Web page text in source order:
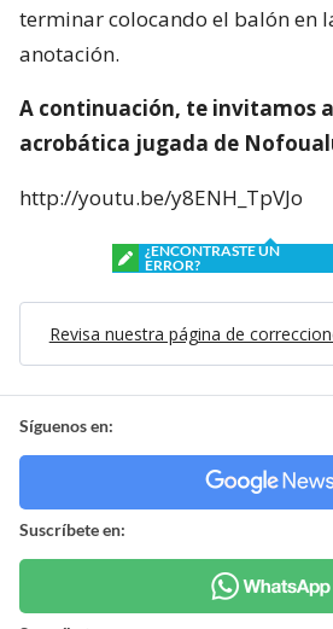
terminar colocando el balón en
anotación.
A continuación, te invitamos
acrobática jugada de
http://youtu.be/y8ENH_TpVJo
¿ENCONTRASTE UN
ERROR?
Revisa nuestra página de
Síguenos en:
Suscríbete en: